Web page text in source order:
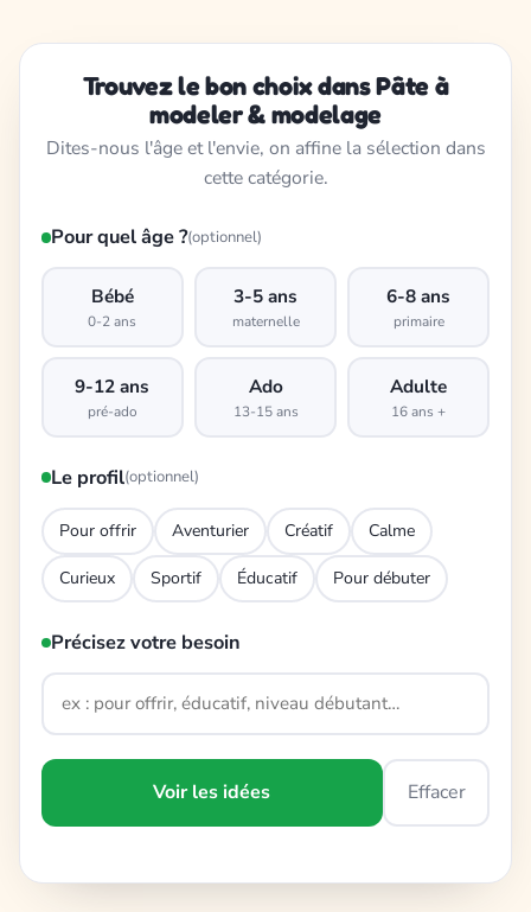
Trouvez le bon choix dans Pâte à
modeler & modelage
Dites-nous l'âge et l'envie, on affine la sélection dans
cette catégorie.
Pour quel âge ?(optionnel)
Bébé
0-2 ans
3-5 ans
maternelle
6-8 ans
primaire
9-12 ans
pré-ado
Ado
13-15 ans
Adulte
16 ans +
Le profil(optionnel)
Pour offrir Aventurier Créatif Calme
Curieux Sportif Éducatif Pour débuter
Précisez votre besoin
Voir les idées Effacer